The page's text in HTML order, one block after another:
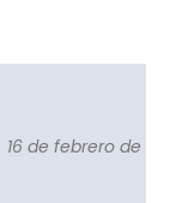
16 de febrero de